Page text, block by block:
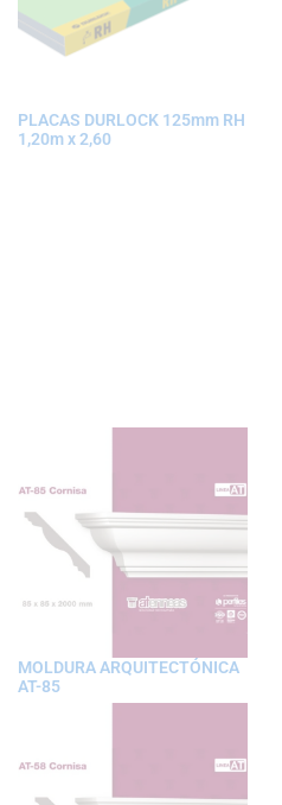
PLACAS DURLOCK 125mm RH
1,20m x 2,60
MOLDURA ARQUITECTÓNICA
AT-85